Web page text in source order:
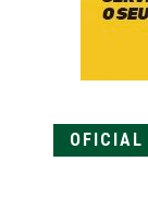
OFICIAL